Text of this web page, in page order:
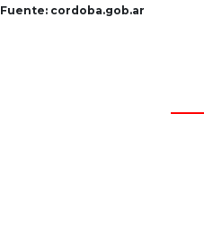
Fuente: cordoba.gob.ar